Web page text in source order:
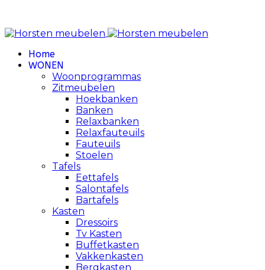
Home
WONEN
Woonprogrammas
Zitmeubelen
Hoekbanken
Banken
Relaxbanken
Relaxfauteuils
Fauteuils
Stoelen
Tafels
Eettafels
Salontafels
Bartafels
Kasten
Dressoirs
Tv Kasten
Buffetkasten
Vakkenkasten
Bergkasten